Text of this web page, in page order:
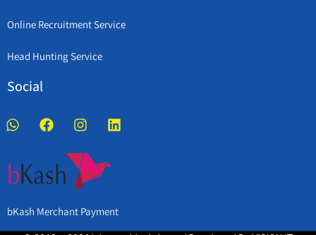
Online Recruitment Service
Head Hunting Service
Social
bKash Merchant Payment